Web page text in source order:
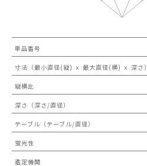
単品番号
寸法（最小直径(縦) ｘ 最大直径(横) ｘ 深さ）
縦横比
深さ（深さ/直径）
テーブル（テーブル/直径）
蛍光性
鑑定機関